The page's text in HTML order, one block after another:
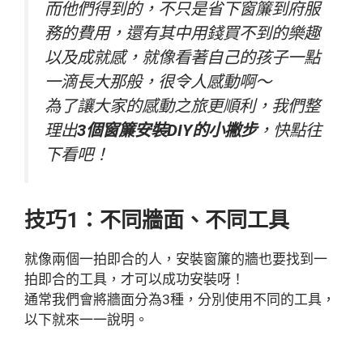
而他們得到的，不只是省下窗簾到府服
務的費用，還有其中用錢買不到的樂趣
以及成就感，就像看著自己的孩子一點
一滴長大那般，很令人感動啊～
為了讓大家的感動之旅更順利，我們整
理出3個窗簾安裝DIY的小撇步，快點往
下看吧！
技巧1：不同牆面、不同工具
就像兩個一拍即合的人，安裝窗簾的牆也要找到一
拍即合的工具，才可以成功安裝呀！
通常我們會將牆面分為3種，分別使用不同的工具，
以下就來一一說明。